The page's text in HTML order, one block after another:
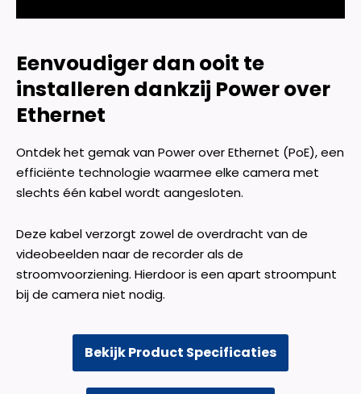
Eenvoudiger dan ooit te
installeren dankzij Power over
Ethernet
Ontdek het gemak van Power over Ethernet (PoE), een
efficiënte technologie waarmee elke camera met
slechts één kabel wordt aangesloten.
Deze kabel verzorgt zowel de overdracht van de
videobeelden naar de recorder als de
stroomvoorziening. Hierdoor is een apart stroompunt
bij de camera niet nodig.
Bekijk Product Specificaties